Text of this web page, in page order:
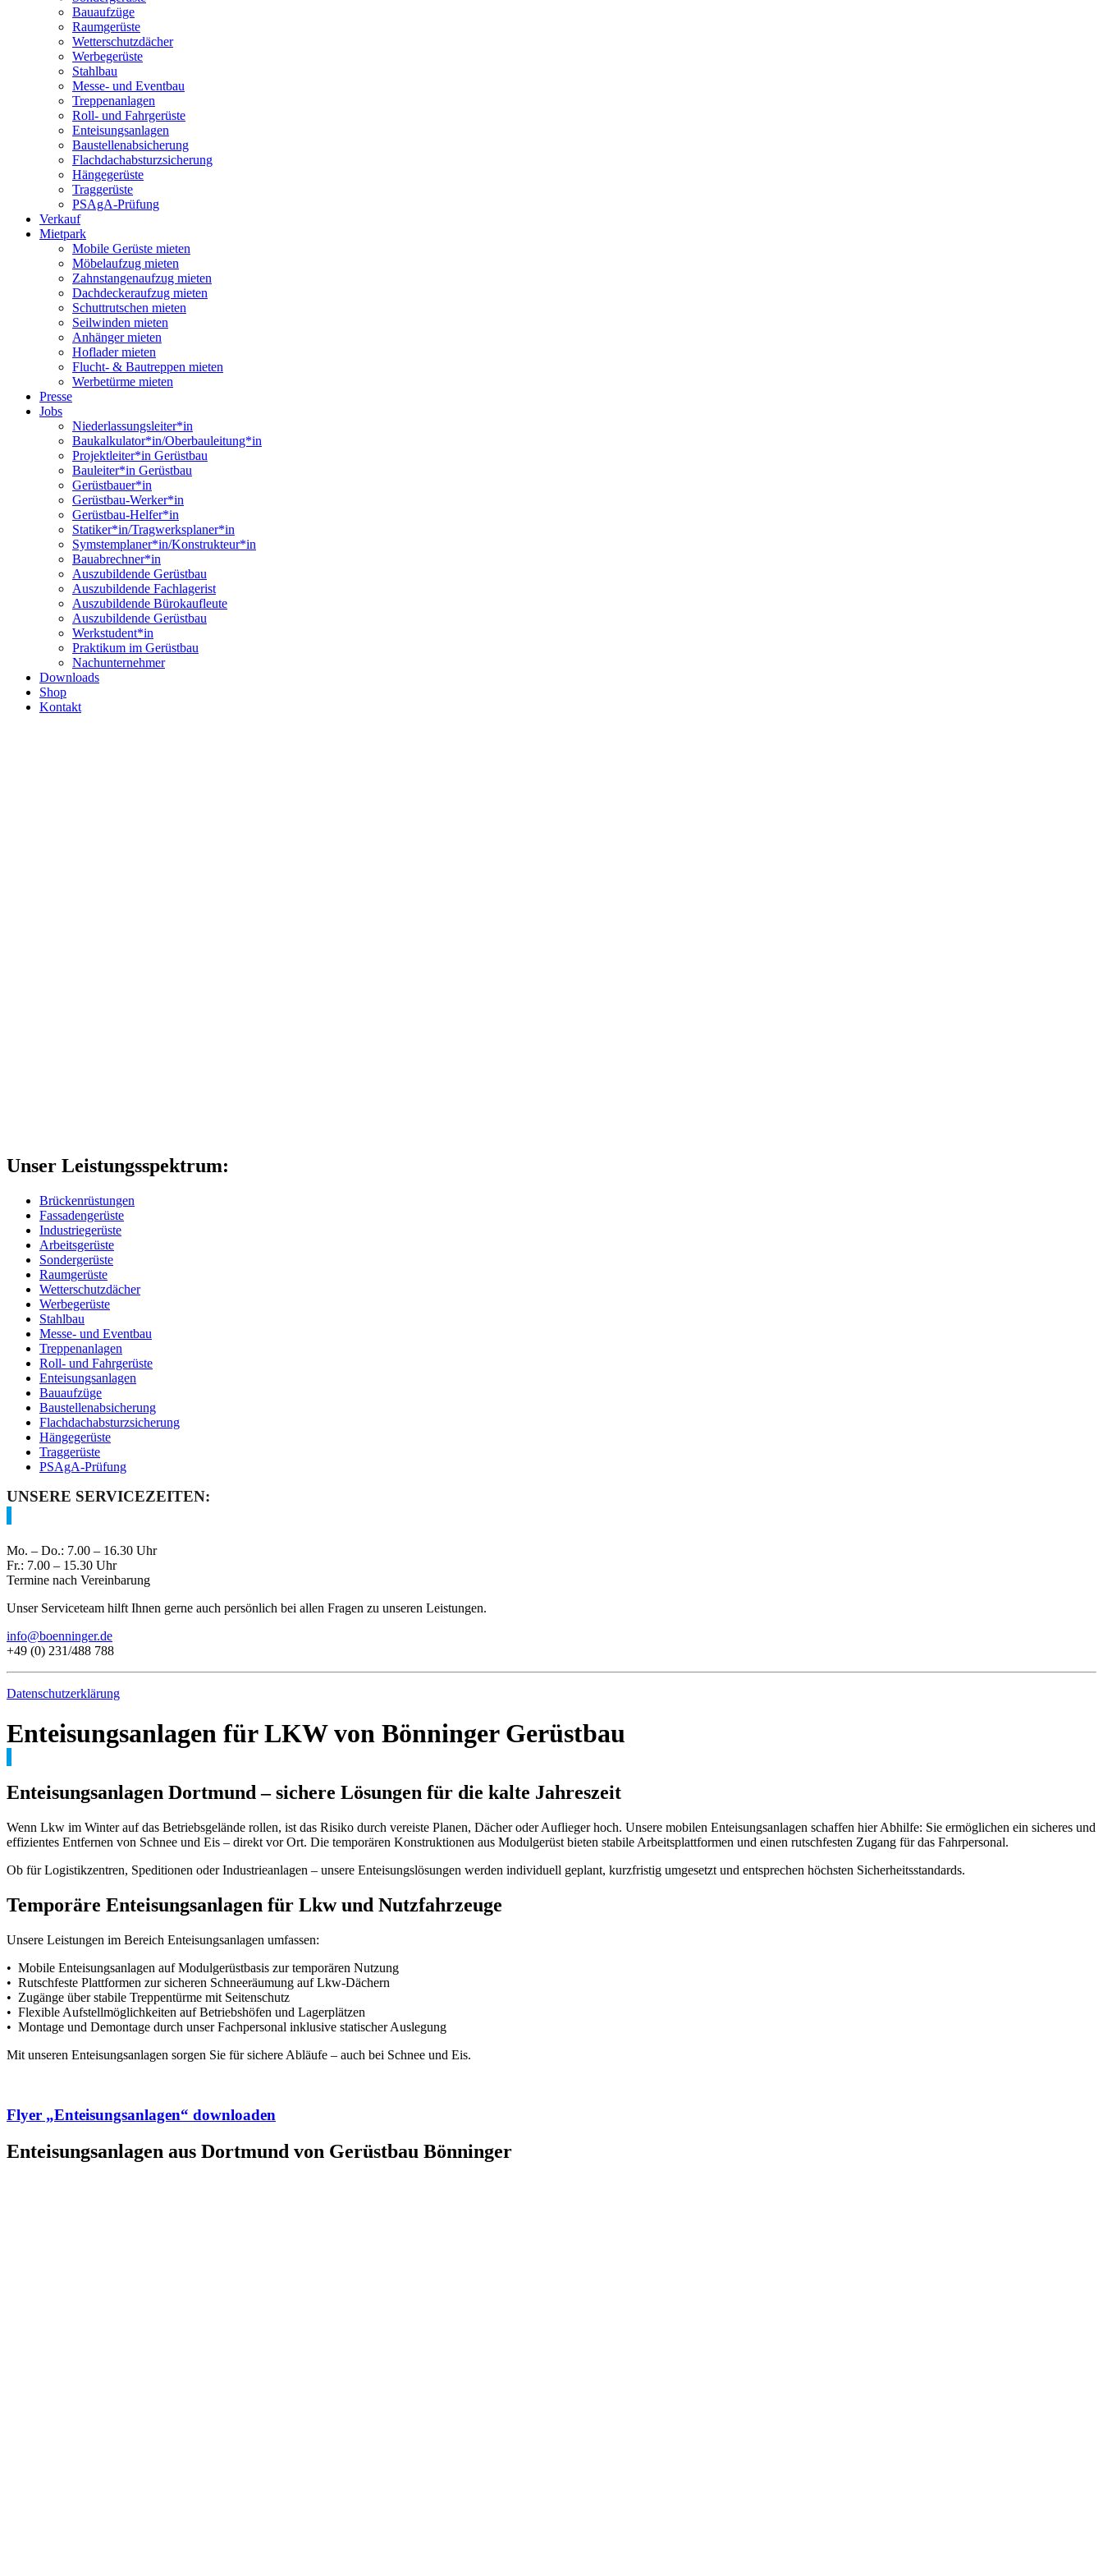
Bauaufzüge
Raumgerüste
Wetterschutzdächer
Werbegerüste
Stahlbau
Messe- und Eventbau
Treppenanlagen
Roll- und Fahrgerüste
Enteisungsanlagen
Baustellenabsicherung
Flachdachabsturzsicherung
Hängegerüste
Traggerüste
PSAgA-Prüfung
Verkauf
Mietpark
Mobile Gerüste mieten
Möbelaufzug mieten
Zahnstangenaufzug mieten
Dachdeckeraufzug mieten
Schuttrutschen mieten
Seilwinden mieten
Anhänger mieten
Hoflader mieten
Flucht- & Bautreppen mieten
Werbetürme mieten
Presse
Jobs
Niederlassungsleiter*in
Baukalkulator*in/Oberbauleitung*in
Projektleiter*in Gerüstbau
Bauleiter*in Gerüstbau
Gerüstbauer*in
Gerüstbau-Werker*in
Gerüstbau-Helfer*in
Statiker*in/Tragwerksplaner*in
Symstemplaner*in/Konstrukteur*in
Bauabrechner*in
Auszubildende Gerüstbau
Auszubildende Fachlagerist
Auszubildende Bürokaufleute
Auszubildende Gerüstbau
Werkstudent*in
Praktikum im Gerüstbau
Nachunternehmer
Downloads
Shop
Kontakt
Unser Leistungsspektrum:
Brückenrüstungen
Fassadengerüste
Industriegerüste
Arbeitsgerüste
Sondergerüste
Raumgerüste
Wetterschutzdächer
Werbegerüste
Stahlbau
Messe- und Eventbau
Treppenanlagen
Roll- und Fahrgerüste
Enteisungsanlagen
Bauaufzüge
Baustellenabsicherung
Flachdachabsturzsicherung
Hängegerüste
Traggerüste
PSAgA-Prüfung
UNSERE SERVICEZEITEN:
Mo. – Do.: 7.00 – 16.30 Uhr
Fr.: 7.00 – 15.30 Uhr
Termine nach Vereinbarung
Unser Serviceteam hilft Ihnen gerne auch persönlich bei allen Fragen zu unseren Leistungen.
info@boenninger.de
+49 (0) 231/488 788
Datenschutzerklärung
Enteisungsanlagen für LKW von Bönninger Gerüstbau
Enteisungsanlagen Dortmund – sichere Lösungen für die kalte Jahreszeit
Wenn Lkw im Winter auf das Betriebsgelände rollen, ist das Risiko durch vereiste Planen, Dächer oder Auflieger hoch. Unsere mobilen Enteisungsanlagen schaffen hier Abhilfe: Sie ermöglichen ein sicheres und
effizientes Entfernen von Schnee und Eis – direkt vor Ort. Die temporären Konstruktionen aus Modulgerüst bieten stabile Arbeitsplattformen und einen rutschfesten Zugang für das Fahrpersonal.
Ob für Logistikzentren, Speditionen oder Industrieanlagen – unsere Enteisungslösungen werden individuell geplant, kurzfristig umgesetzt und entsprechen höchsten Sicherheitsstandards.
Temporäre Enteisungsanlagen für Lkw und Nutzfahrzeuge
Unsere Leistungen im Bereich Enteisungsanlagen umfassen:
• Mobile Enteisungsanlagen auf Modulgerüstbasis zur temporären Nutzung
• Rutschfeste Plattformen zur sicheren Schneeräumung auf Lkw-Dächern
• Zugänge über stabile Treppentürme mit Seitenschutz
• Flexible Aufstellmöglichkeiten auf Betriebshöfen und Lagerplätzen
• Montage und Demontage durch unser Fachpersonal inklusive statischer Auslegung
Mit unseren Enteisungsanlagen sorgen Sie für sichere Abläufe – auch bei Schnee und Eis.
Flyer „Enteisungsanlagen“ downloaden
Enteisungsanlagen aus Dortmund von Gerüstbau Bönninger